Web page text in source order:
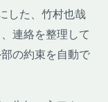
した、竹村也哉
連絡を整理して
の約束を自動で